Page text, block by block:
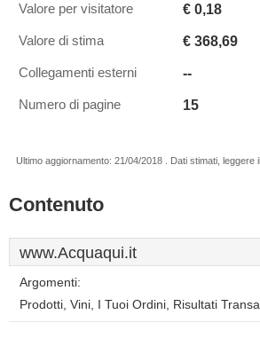
Valore per visitatore € 0,18
Valore di stima € 368,69
Collegamenti esterni --
Numero di pagine 15
Ultimo aggiornamento: 21/04/2018 . Dati stimati, leggere
Contenuto
www.Acquaqui.it
Argomenti:
Prodotti, Vini, I Tuoi Ordini, Risultati